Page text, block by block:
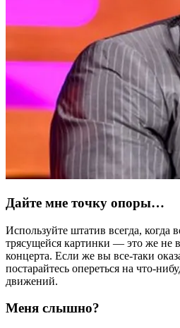
Дайте мне точку опоры…
Используйте штатив всегда,
трясущейся картинки — это же не
концерта. Если же вы все-таки
постарайтесь опереться на что-
движений.
Меня слышно?